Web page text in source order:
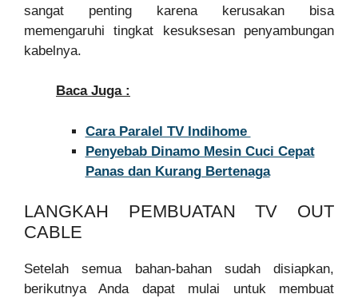
sangat penting karena kerusakan bisa
memengaruhi tingkat kesuksesan penyambungan
kabelnya.
Baca Juga :
Cara Paralel TV Indihome
Penyebab Dinamo Mesin Cuci Cepat
Panas dan Kurang Bertenaga
LANGKAH PEMBUATAN TV OUT
CABLE
Setelah semua bahan-bahan sudah disiapkan,
berikutnya Anda dapat mulai untuk membuat